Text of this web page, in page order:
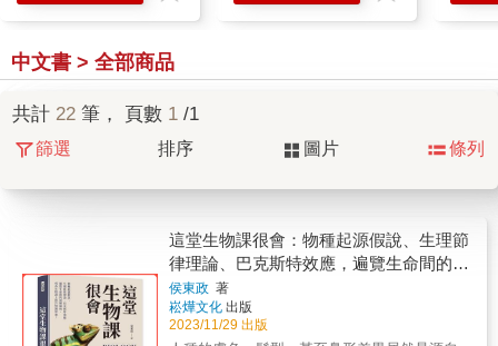
中文書 > 全部商品
共計 22 筆， 頁數 1 /1
篩選 排序 圖片 條列
這堂生物課很會：物種起源假說、生理節
律理論、巴克斯特效應，遍覽生命間的萬
種風情，成為生物課上的冷知識富翁！
侯東政 著
崧燁文化 出版
2023/11/29 出版